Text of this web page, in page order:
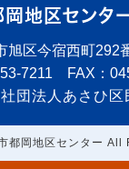
岡地区センタ
旭区今宿西町292
7211 FAX：
団法人あさひ区
都岡地区センター